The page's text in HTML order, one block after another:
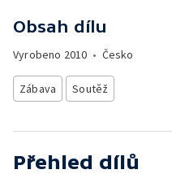
Obsah dílu
Vyrobeno 2010 • Česko
Zábava Soutěž
Přehled dílů